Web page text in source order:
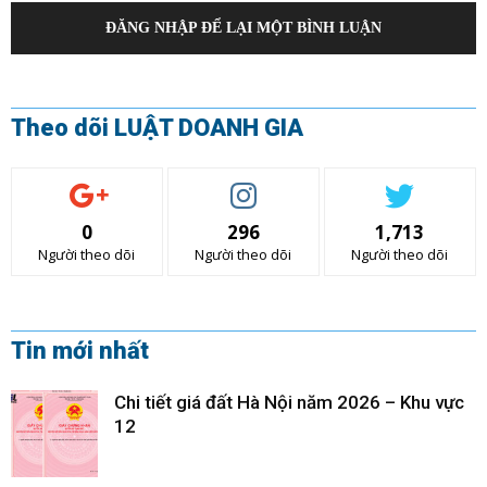
ĐĂNG NHẬP ĐỂ LẠI MỘT BÌNH LUẬN
Theo dõi LUẬT DOANH GIA
0
Người theo dõi
296
Người theo dõi
1,713
Người theo dõi
Tin mới nhất
Chi tiết giá đất Hà Nội năm 2026 – Khu vực
12